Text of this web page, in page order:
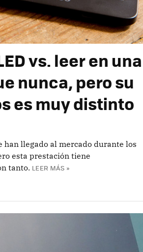
vs. leer en una
nunca, pero su
es muy distinto
llegado al mercado durante los
esta prestación tiene
tanto. LEER MÁS »